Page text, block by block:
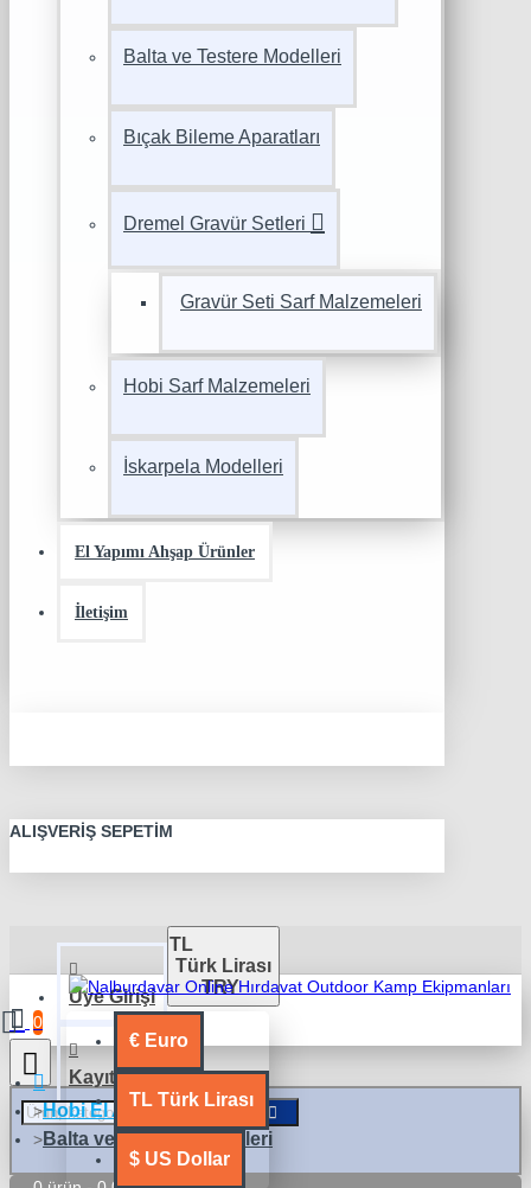
Balta ve Testere Modelleri
Bıçak Bileme Aparatları
Dremel Gravür Setleri
Gravür Seti Sarf Malzemeleri
Hobi Sarf Malzemeleri
İskarpela Modelleri
El Yapımı Ahşap Ürünler
İletişim
ALIŞVERIŞ SEPETIM
Üye Girişi
Kayıt Ol
TL
Türk Lirası
TRY
€ Euro
TL Türk Lirası
$ US Dollar
0
Hobi El Aletleri
Balta ve Testere Modelleri